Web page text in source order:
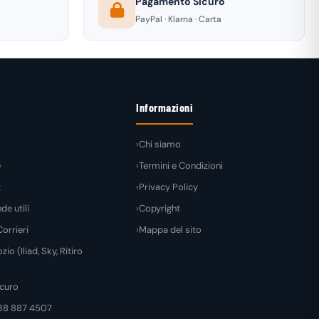
PayPal · Klarna · Carta
utili
(Iliad, Sky, Ritiro
887 4507
Informazioni
Chi siamo
Termini e Condizioni
Privacy Policy
Copyright
Mappa del sito